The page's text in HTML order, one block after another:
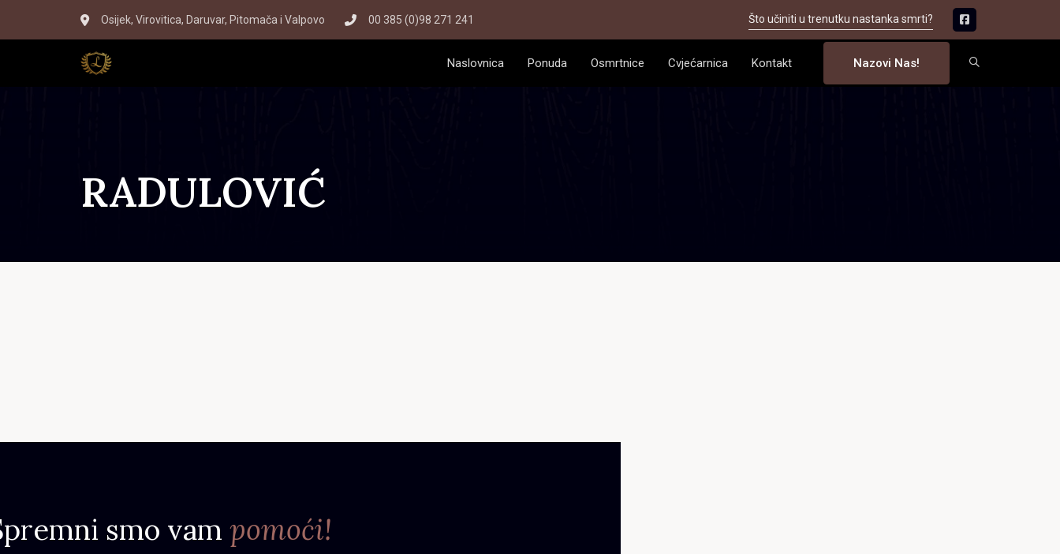
Osijek, Virovitica, Daruvar, Pitomača i Valpovo 00 385 (0)98 271 241 Što učiniti u trenutku nastanka smrti?
Naslovnica Ponuda Osmrtnice Cvjećarnica Kontakt Nazovi Nas!
RADULOVIĆ
smo vam pomoći!